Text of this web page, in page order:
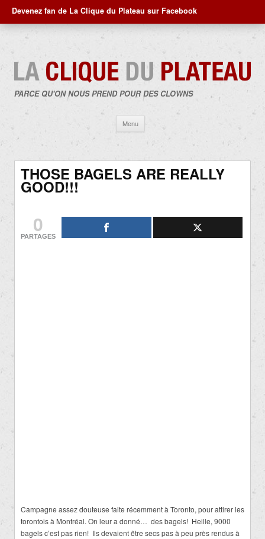
Devenez fan de La Clique du Plateau sur Facebook
PARCE QU'ON NOUS PREND POUR DES CLOWNS
Menu
contenu
THOSE BAGELS ARE REALLY
GOOD!!!
0
PARTAGES
Campagne assez douteuse faite récemment à Toronto, pour attirer les
torontois à Montréal. On leur a donné… des bagels! Heille, 9000
bagels c’est pas rien! Ils devaient être secs pas à peu près rendus à